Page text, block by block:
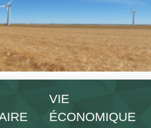
VIE
ÉCONOMIQUE